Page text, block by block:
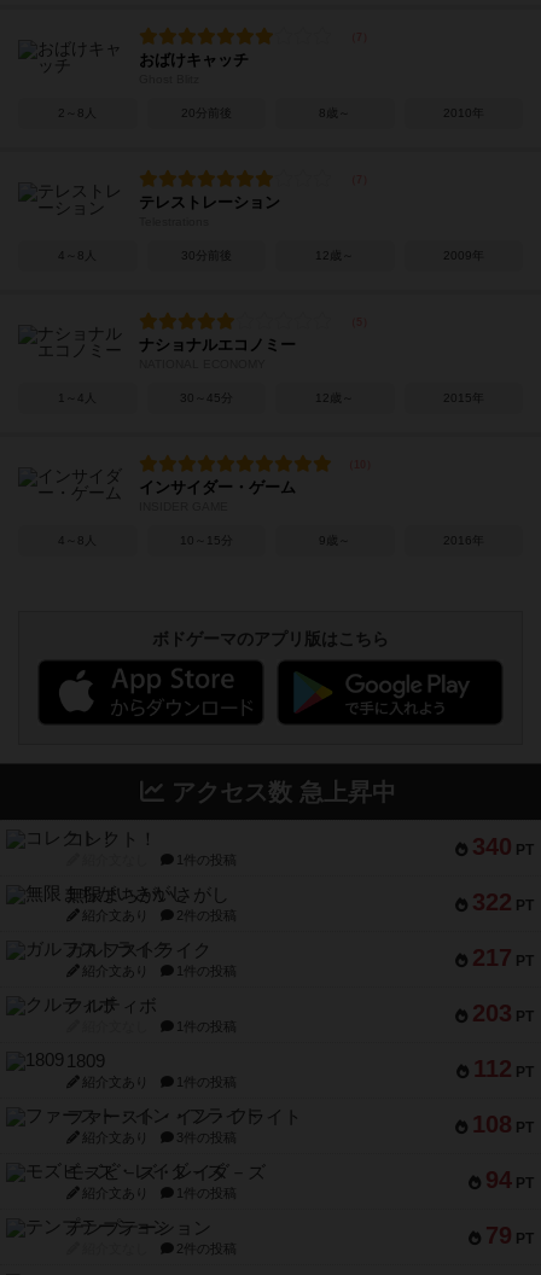
おばけキャッチ
2～8人 20分前後 8歳～ 2010年
テレストレーション
4～8人 30分前後 12歳～ 2009年
ナショナルエコノミー
1～4人 30～45分 12歳～ 2015年
インサイダー・ゲーム
4～8人 10～15分 9歳～ 2016年
ボドゲーマのアプリ版はこちら
アクセス数 急上昇中
340 PT
コレクト！
1件の投稿
322 PT
無限まちがいさがし
紹介文あり 2件の投稿
217 PT
ガルフストライク
紹介文あり 1件の投稿
203 PT
クルティボ
1件の投稿
112 PT
1809
紹介文あり 1件の投稿
108 PT
ファースト・イン・フライト
紹介文あり 3件の投稿
94 PT
モズビ－ズ・レイダ－ズ
紹介文あり 1件の投稿
79 PT
テンプテーション
2件の投稿